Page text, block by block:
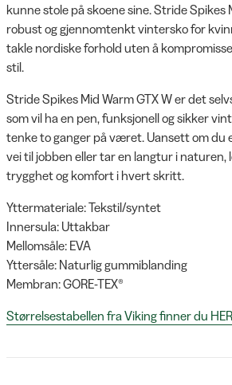
kunne stole på skoene sine. Stride Spikes
robust og gjennomtenkt vintersko for
takle nordiske forhold uten å
stil.
Stride Spikes Mid Warm GTX W er det
som vil ha en pen, funksjonell og sikker
tenke to ganger på været. Uansett om du
vei til jobben eller tar en langtur i naturen,
trygghet og komfort i hvert skritt.
Yttermateriale: Tekstil/syntet
Innersula: Uttakbar
Mellomsåle: EVA
Yttersåle: Naturlig gummiblanding
Membran: GORE-TEX®
Størrelsestabellen fra Viking finner du